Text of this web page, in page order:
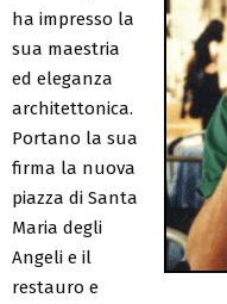
ha impresso la
sua maestria
ed eleganza
architettonica.
Portano la sua
firma la nuova
piazza di Santa
Maria degli
Angeli e il
restauro e